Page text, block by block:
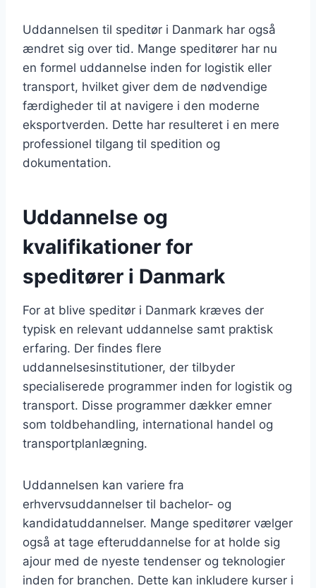
Uddannelsen til speditør i Danmark har også
ændret sig over tid. Mange speditører har nu
en formel uddannelse inden for logistik eller
transport, hvilket giver dem de nødvendige
færdigheder til at navigere i den moderne
eksportverden. Dette har resulteret i en mere
professionel tilgang til spedition og
dokumentation.
Uddannelse og
kvalifikationer for
speditører i Danmark
For at blive speditør i Danmark kræves der
typisk en relevant uddannelse samt praktisk
erfaring. Der findes flere
uddannelsesinstitutioner, der tilbyder
specialiserede programmer inden for logistik og
transport. Disse programmer dækker emner
som toldbehandling, international handel og
transportplanlægning.
Uddannelsen kan variere fra
erhvervsuddannelser til bachelor- og
kandidatuddannelser. Mange speditører vælger
også at tage efteruddannelse for at holde sig
ajour med de nyeste tendenser og teknologier
inden for branchen. Dette kan inkludere kurser i